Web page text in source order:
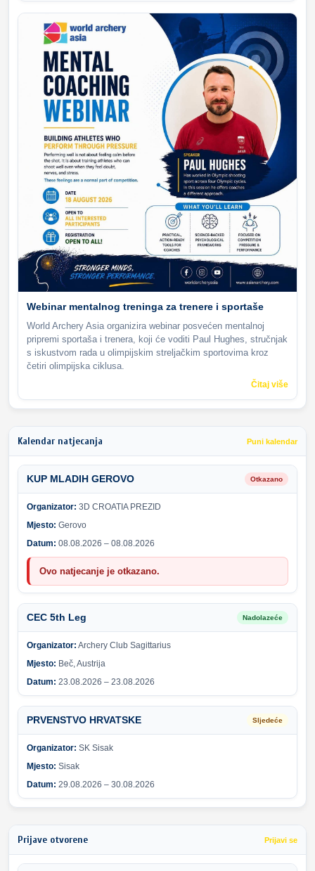
Webinar mentalnog treninga za trenere i sportaše
World Archery Asia organizira webinar posvećen mentalnoj
pripremi sportaša i trenera, koji će voditi Paul Hughes, stručnjak
s iskustvom rada u olimpijskim streljačkim sportovima kroz
četiri olimpijska ciklusa.
Čitaj više
Kalendar natjecanja Puni kalendar
KUP MLADIH GEROVO Otkazano
Organizator: 3D CROATIA PREZID
Mjesto: Gerovo
Datum: 08.08.2026 – 08.08.2026
Ovo natjecanje je otkazano.
CEC 5th Leg Nadolazeće
Organizator: Archery Club Sagittarius
Mjesto: Beč, Austrija
Datum: 23.08.2026 – 23.08.2026
PRVENSTVO HRVATSKE Sljedeće
Organizator: SK Sisak
Mjesto: Sisak
Datum: 29.08.2026 – 30.08.2026
Prijave otvorene Prijavi se